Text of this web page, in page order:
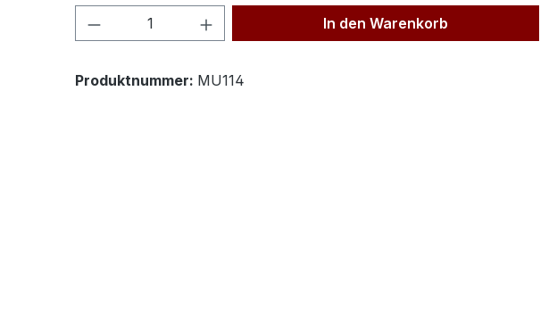
Produkt Anzahl: Gib den gewünschten Wert
In den Warenkorb
Produktnummer: MU114